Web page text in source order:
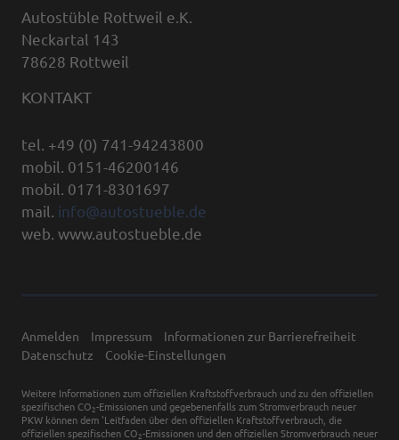
Autostüble Rottweil e.K.
Neckartal 143
78628 Rottweil
KONTAKT
tel. +49 (0) 741-94243800
mobil. 0151-46200146
mobil. 0171-8301697
mail. info@autostueble.de
web. www.autostueble.de
Anmelden Impressum
Informationen zur Barrierefreiheit
Datenschutz
Cookie-Einstellungen
Weitere Informationen zum offiziellen Kraftstoffverbrauch und zu den offiziellen
spezifischen CO 2-Emissionen und gegebenenfalls zum Stromverbrauch neuer
PKW können dem 'Leitfaden über den offiziellen Kraftstoffverbrauch, die
offiziellen spezifischen CO 2-Emissionen und den offiziellen Stromverbrauch neuer